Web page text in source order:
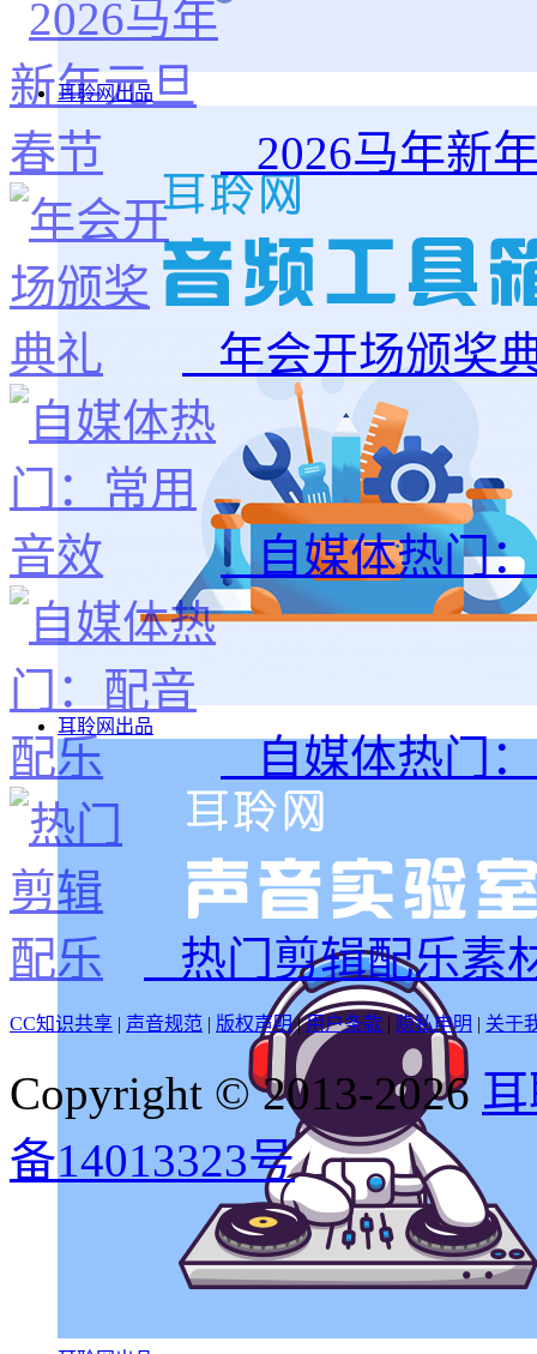
耳聆网出品
耳聆网出品
2026马年新
年会开场颁奖
自媒体热门
自媒体热门
热门剪辑配乐素
CC知识共享 | 声音规范 | 版权声明|用户条款 | 隐私申明 | 关于
Copyright © 2013-2026
备14013323号